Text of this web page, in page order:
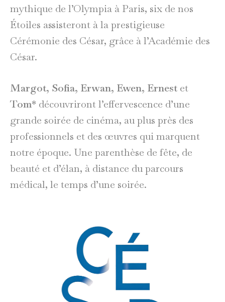
mythique de l’Olympia à Paris, six de nos
Étoiles assisteront à la prestigieuse
Cérémonie des César, grâce à l’Académie des
César.
Margot, Sofia, Erwan, Ewen, Ernest et
Tom* découvriront l’effervescence d’une
grande soirée de cinéma, au plus près des
professionnels et des œuvres qui marquent
notre époque. Une parenthèse de fête, de
beauté et d’élan, à distance du parcours
médical, le temps d’une soirée.